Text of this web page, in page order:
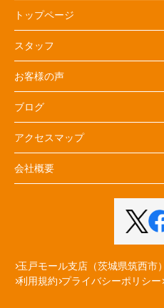
トップページ
スタッフ
お客様の声
ブログ
アクセスマップ
会社概要
玉戸モール支店（茨城県筑西市）
利用規約 プライバシーポリシー